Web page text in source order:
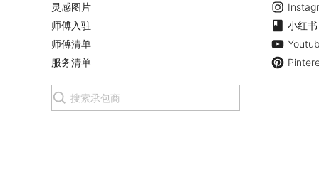
灵感图片
师傅入驻
师傅清单
服务清单
小红书